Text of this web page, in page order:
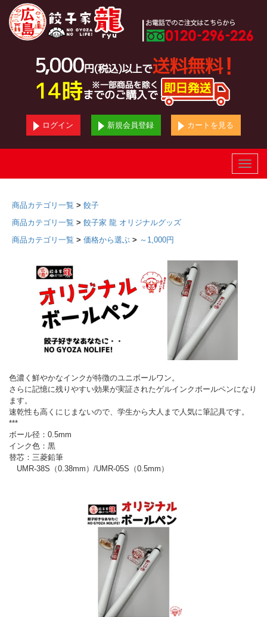
ログイン 新規会員登録 カートを見る
Toggle
商品カテゴリ一覧 > 餃子
商品カテゴリ一覧 > 餃子家 龍 オリジナルグッズ
商品カテゴリ一覧 > 価格から選ぶ > ～1,000円
色濃く鮮やかなインクが特徴のユニボールワン。
さらに記憶に残りやすい効果が実証されたゲルインクボールペンになり
ます。
速乾性も高くにじまないので、学生から大人まで人気に筆記具です。
***
ボール径：0.5mm
インク色：黒
替芯：三菱鉛筆
UMR-38S（0.38mm）/UMR-05S（0.5mm）